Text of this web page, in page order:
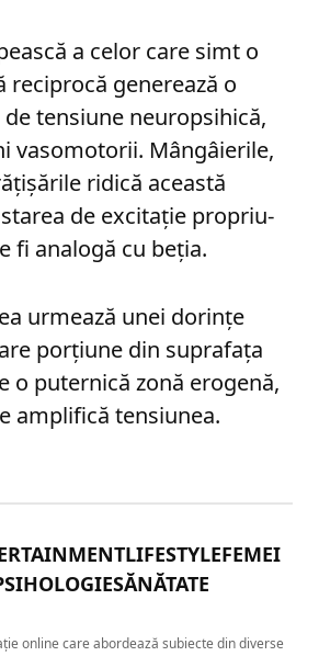
a celor care simt o
reciprocă generează o
tensiune neuropsihică,
vasomotorii. Mângâierile,
ridică această
de excitație propriu-
fi analogă cu beția.
urmează unei dorințe
porțiune din suprafața
o puternică zonă erogenă,
amplifică tensiunea.
LIFESTYLEFEMEI
SĂNĂTATE
online care abordează subiecte din diverse